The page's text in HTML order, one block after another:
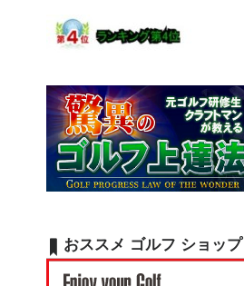
おススメ ゴルフ ショップ